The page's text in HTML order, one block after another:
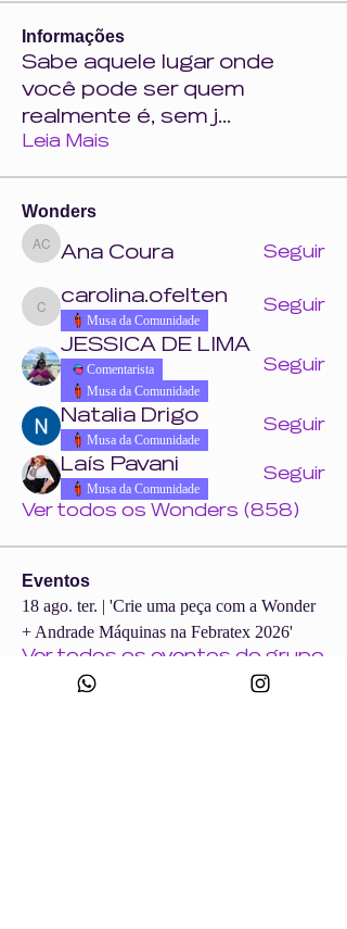
Informações
Sabe aquele lugar onde
você pode ser quem
realmente é, sem j...
Leia Mais
Wonders
Ana Coura
Ana Coura Seguir
carolina.ofelten
carolina.ofelten
Musa da Comunidade
Seguir
JESSICA DE LIMA
Comentarista
Musa da Comunidade
Seguir
Natalia Drigo
Musa da Comunidade
Seguir
Laís Pavani
Musa da Comunidade
Seguir
Ver todos os Wonders (858)
Eventos
18 ago. ter. | 'Crie uma peça com a Wonder
+ Andrade Máquinas na Febratex 2026'
Ver todos os eventos do grupo